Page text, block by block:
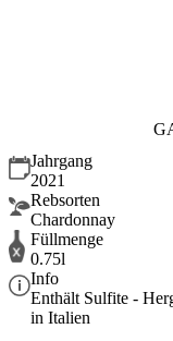
Jahrgang
2021
Rebsorten
Chardonnay
Füllmenge
0.75l
Info
Enthält Sulfite -
in Italien